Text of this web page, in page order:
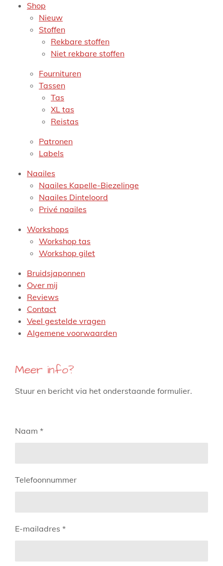
Shop
Nieuw
Stoffen
Rekbare stoffen
Niet rekbare stoffen
Fournituren
Tassen
Tas
XL tas
Reistas
Patronen
Labels
Naailes
Naailes Kapelle-Biezelinge
Naailes Dinteloord
Privé naailes
Workshops
Workshop tas
Workshop gilet
Bruidsjaponnen
Over mij
Reviews
Contact
Veel gestelde vragen
Algemene voorwaarden
Meer info?
Stuur en bericht via het onderstaande formulier.
Naam *
Telefoonnummer
E-mailadres *